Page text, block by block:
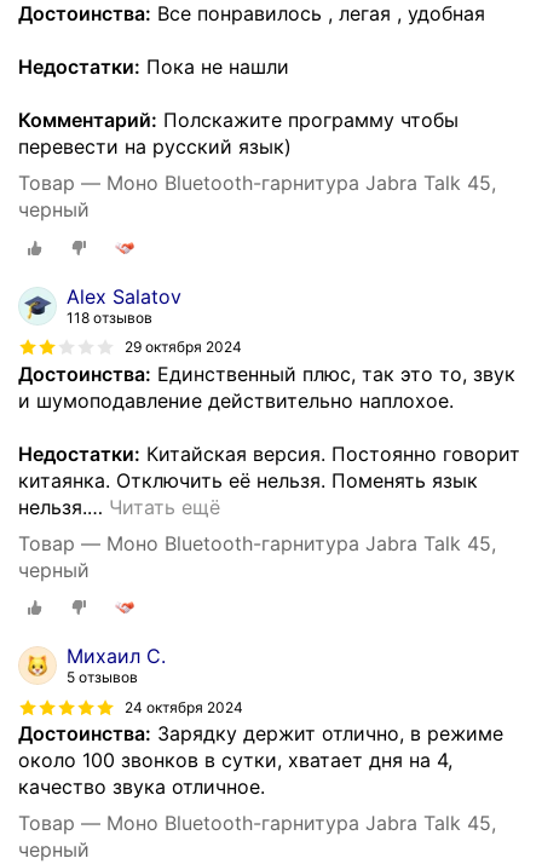
Достоинства: Все понравилось , легая , удобная
Недостатки: Пока не нашли
Комментарий: Полскажите программу чтобы
перевести на русский язык)
Товар — Моно Bluetooth-гарнитура Jabra Talk 45,
черный
Alex Salatov
118 отзывов
29 октября 2024
Достоинства: Единственный плюс, так это то, звук
и шумоподавление действительно наплохое.
Недостатки: Китайская версия. Постоянно говорит
китаянка. Отключить её нельзя. Поменять язык
нельзя.… Читать ещё
Товар — Моно Bluetooth-гарнитура Jabra Talk 45,
черный
Михаил С.
5 отзывов
24 октября 2024
Достоинства: Зарядку держит отлично, в режиме
около 100 звонков в сутки, хватает дня на 4,
качество звука отличное.
Товар — Моно Bluetooth-гарнитура Jabra Talk 45,
черный